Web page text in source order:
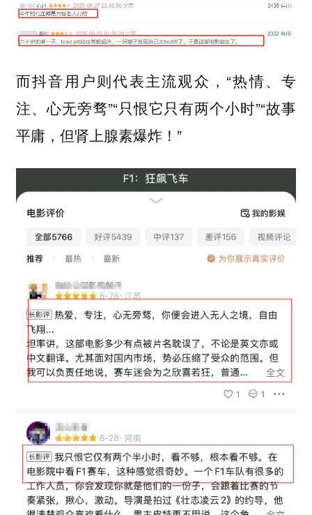
而抖音用户则代表主流观众，“热情、专
注、心无旁骛”“只恨它只有两个小时”“故事
平庸，但肾上腺素爆炸！”